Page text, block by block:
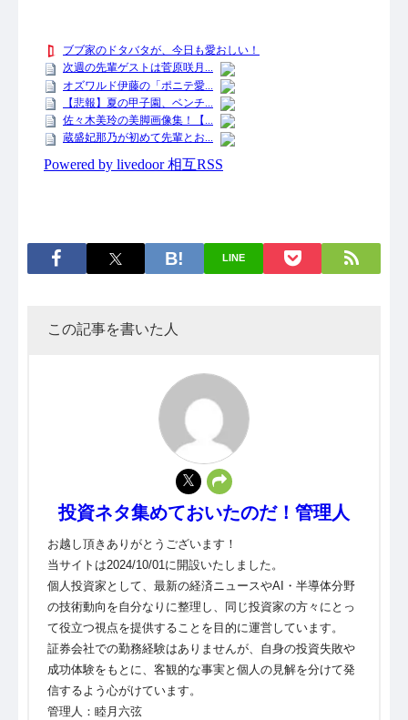
LINE
この記事を書いた人
投資ネタ集めておいたのだ！管理人
お越し頂きありがとうございます！
当サイトは2024/10/01に開設いたしました。
個人投資家として、最新の経済ニュースやAI・半導体分野
の技術動向を自分なりに整理し、同じ投資家の方々にとっ
て役立つ視点を提供することを目的に運営しています。
証券会社での勤務経験はありませんが、自身の投資失敗や
成功体験をもとに、客観的な事実と個人の見解を分けて発
信するよう心がけています。
管理人：睦月六弦